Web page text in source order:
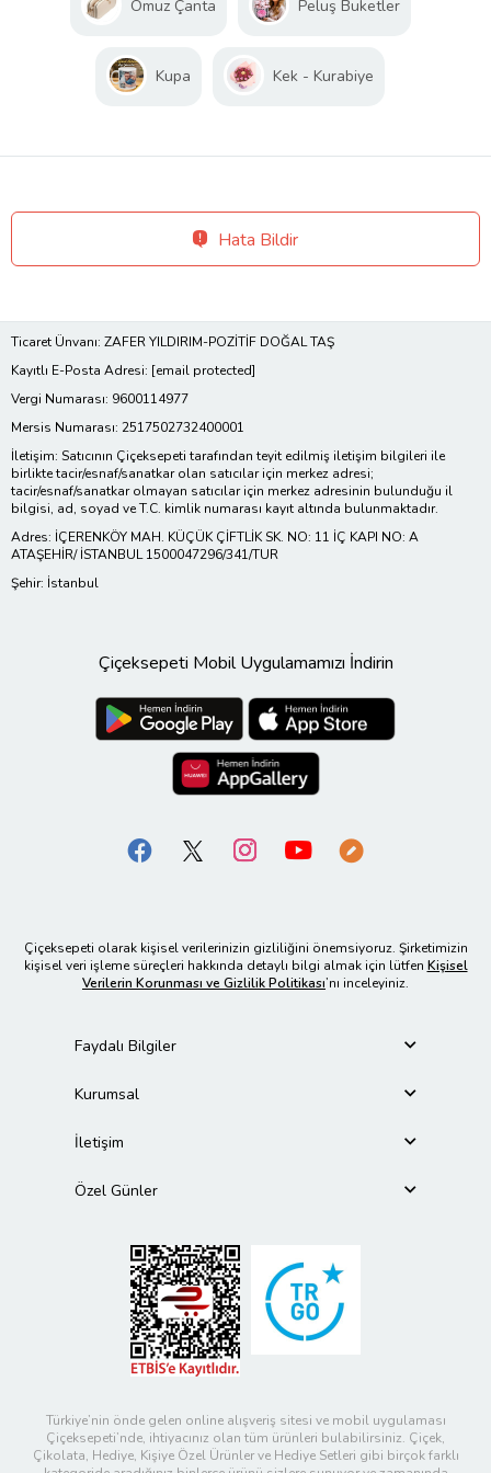
Omuz Çanta Peluş Buketler
Kupa Kek - Kurabiye
Hata Bildir
Ticaret Ünvanı: ZAFER YILDIRIM-POZİTİF DOĞAL TAŞ
Kayıtlı E-Posta Adresi: [email protected]
Vergi Numarası: 9600114977
Mersis Numarası: 2517502732400001
İletişim: Satıcının Çiçeksepeti tarafından teyit edilmiş iletişim bilgileri ile
birlikte tacir/esnaf/sanatkar olan satıcılar için merkez adresi;
tacir/esnaf/sanatkar olmayan satıcılar için merkez adresinin bulunduğu il
bilgisi, ad, soyad ve T.C. kimlik numarası kayıt altında bulunmaktadır.
Adres: İÇERENKÖY MAH. KÜÇÜK ÇİFTLİK SK. NO: 11 İÇ KAPI NO: A
ATAŞEHİR/ İSTANBUL 1500047296/341/TUR
Şehir: İstanbul
Çiçeksepeti Mobil Uygulamamızı İndirin
Çiçeksepeti olarak kişisel verilerinizin gizliliğini önemsiyoruz. Şirketimizin
kişisel veri işleme süreçleri hakkında detaylı bilgi almak için lütfen Kişisel
Verilerin Korunması ve Gizlilik Politikası’nı inceleyiniz.
Faydalı Bilgiler
Kurumsal
İletişim
Özel Günler
Türkiye’nin önde gelen online alışveriş sitesi ve mobil uygulaması
Çiçeksepeti’nde, ihtiyacınız olan tüm ürünleri bulabilirsiniz. Çiçek,
Çikolata, Hediye, Kişiye Özel Ürünler ve Hediye Setleri gibi birçok farklı